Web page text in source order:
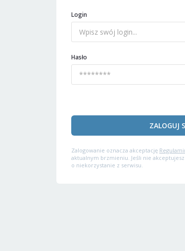
Login
Hasło
ZALOGUJ
Zalogowanie oznacza akceptację
aktualnym brzmieniu. Jeśli nie
o niekorzystanie z serwisu.